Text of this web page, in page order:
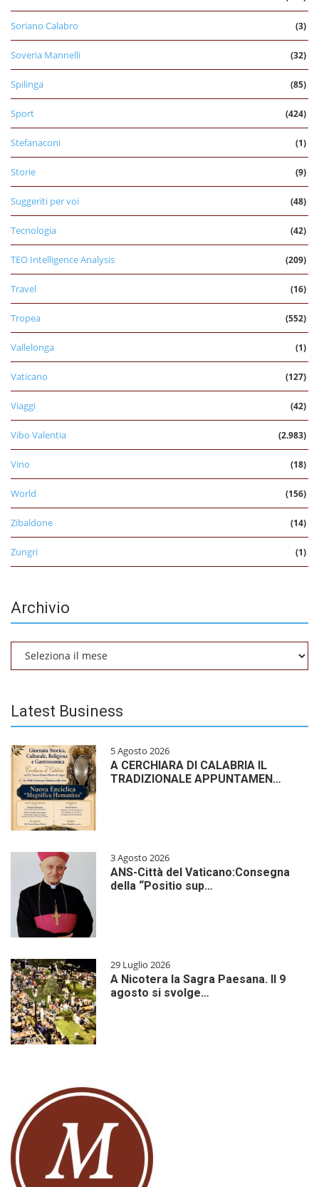
Soriano Calabro (3)
Soveria Mannelli (32)
Spilinga (85)
Sport (424)
Stefanaconi (1)
Storie (9)
Suggeriti per voi (48)
Tecnologia (42)
TEO Intelligence Analysis (209)
Travel (16)
Tropea (552)
Vallelonga (1)
Vaticano (127)
Viaggi (42)
Vibo Valentia (2.983)
Vino (18)
World (156)
Zibaldone (14)
Zungri (1)
Archivio
Archivio
Latest Business
5 Agosto 2026
A CERCHIARA DI CALABRIA IL
TRADIZIONALE APPUNTAMEN…
3 Agosto 2026
ANS-Città del Vaticano:Consegna
della “Positio sup…
29 Luglio 2026
A Nicotera la Sagra Paesana. Il 9
agosto si svolge…